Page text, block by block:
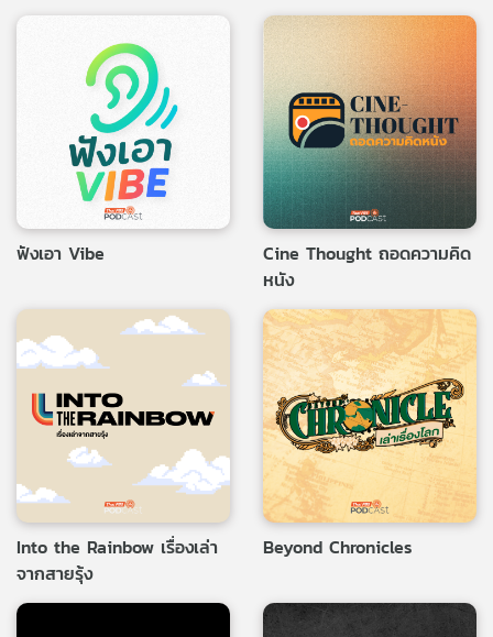
ฟังเอา Vibe
Cine Thought ถอดความคิด
หนัง
Into the Rainbow เรื่องเล่า
จากสายรุ้ง
Beyond Chronicles